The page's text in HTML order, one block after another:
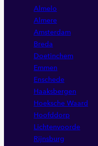
Almelo
Almere
Amsterdam
Breda
Doetinchem
Emmen
Enschede
Haaksbergen
Hoeksche Waard
Hoofddorp
Lichtenvoorde
Rijnsburg